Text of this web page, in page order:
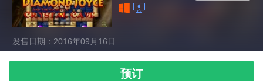
发售日期：2016年09月16日
预订